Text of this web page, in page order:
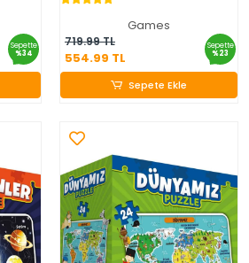
Sepette
%34
Games
719.99 TL
554.99 TL
Sepette
%23
554.99 TL
Sepete Ekle
Sepete Ekle